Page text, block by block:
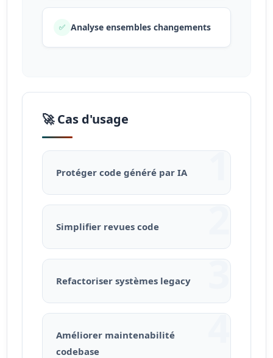
✅ Analyse ensembles changements
🚀 Cas d'usage
1
Protéger code généré par IA
2
Simplifier revues code
3
Refactoriser systèmes legacy
4
Améliorer maintenabilité
codebase